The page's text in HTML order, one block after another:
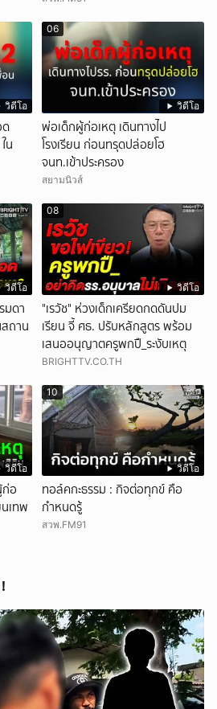
วิดีโอ
ด
น
วิดีโอ
06
พ่อเด็กผู้ก่อเหตุ เดินทางไป
โรงเรียน ก่อนทรุดปล่อยโฮ
จนท.เข้าประครอง
สยามนิวส์
วิดีโอ
มดา
ถาน
วิดีโอ
08
"เรวัช" ห่วงเด็กเครียดกดดันปม
เรียน จี้ ศธ. ปรับหลักสูตร พร้อม
เสนออนุญาตครูพกปื_ระงับเหตุ
BRIGHTTV.CO.TH
วิดีโอ
ก่อ
เทพ
วิดีโอ
10
ทอล์คกะธรรม : กิจต่อทุกข์ คือ
กำหนดรู้
สวพ.FM91